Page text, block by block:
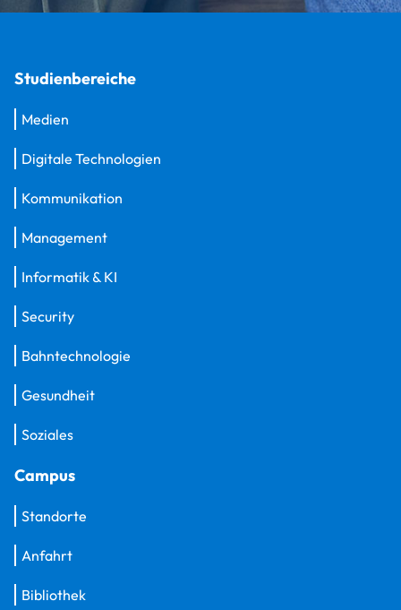
Studienbereiche
Medien
Digitale Technologien
Kommunikation
Management
Informatik & KI
Security
Bahntechnologie
Gesundheit
Soziales
Campus
Standorte
Anfahrt
Bibliothek